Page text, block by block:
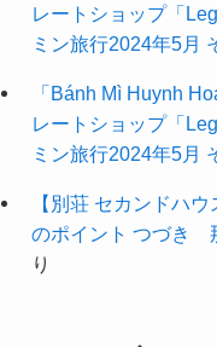
レートショップ「
ミン旅行2024年5月
「Bánh Mì Huynh
レートショップ「
ミン旅行2024年5月
【別荘 セカンドハ
のポイント つづき
り